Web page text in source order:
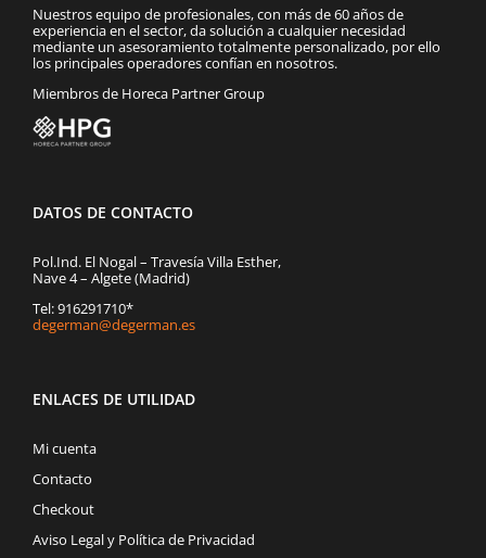
Nuestros equipo de profesionales, con más de 60 años de
experiencia en el sector, da solución a cualquier necesidad
mediante un asesoramiento totalmente personalizado, por ello
los principales operadores confían en nosotros.
Miembros de Horeca Partner Group
DATOS DE CONTACTO
Pol.Ind. El Nogal – Travesía Villa Esther,
Nave 4 – Algete (Madrid)
Tel: 916291710*
degerman@degerman.es
ENLACES DE UTILIDAD
Mi cuenta
Contacto
Checkout
Aviso Legal y Política de Privacidad